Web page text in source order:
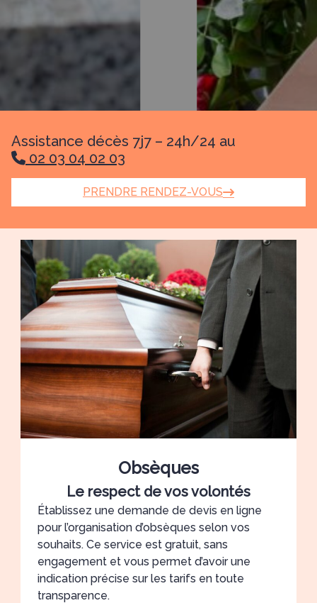
Assistance décès 7j7 – 24h/24 au
02 03 04 02 03
PRENDRE RENDEZ-VOUS
Obsèques
Le respect de vos volontés
Établissez une demande de devis en ligne
pour l’organisation d’obsèques selon vos
souhaits. Ce service est gratuit, sans
engagement et vous permet d’avoir une
indication précise sur les tarifs en toute
transparence.